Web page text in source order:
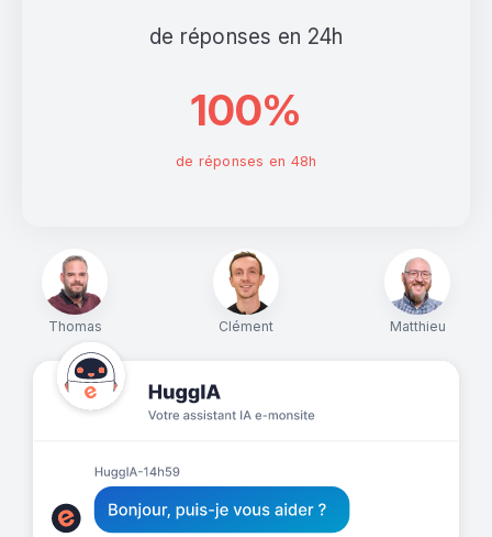
Thomas Clément Matthieu
de réponses en 24h
100%
de réponses en 48h